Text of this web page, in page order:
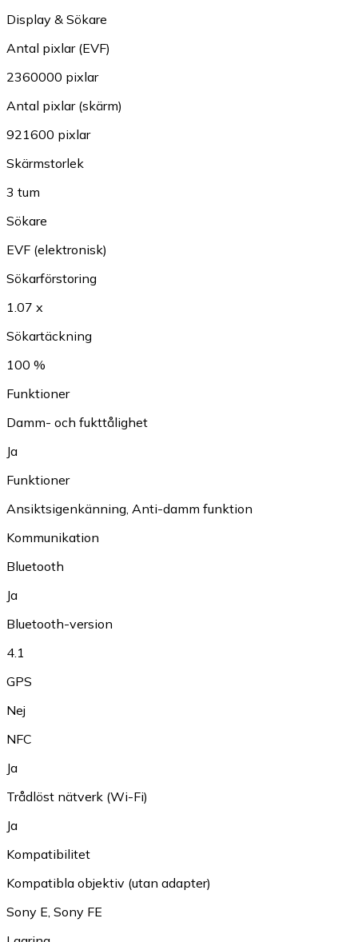
Display & Sökare
Antal pixlar (EVF)
2360000 pixlar
Antal pixlar (skärm)
921600 pixlar
Skärmstorlek
3 tum
Sökare
EVF (elektronisk)
Sökarförstoring
1.07 x
Sökartäckning
100 %
Funktioner
Damm- och fukttålighet
Ja
Funktioner
Ansiktsigenkänning, Anti-damm funktion
Kommunikation
Bluetooth
Ja
Bluetooth-version
4.1
GPS
Nej
NFC
Ja
Trådlöst nätverk (Wi-Fi)
Ja
Kompatibilitet
Kompatibla objektiv (utan adapter)
Sony E, Sony FE